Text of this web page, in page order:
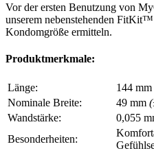
Vor der ersten Benutzung von
unserem nebenstehenden
Kondomgröße ermitteln.
Produktmerkmale:
Länge: 144 mm
Nominale Breite:
49 mm
Wandstärke:
0,055
Besonderheiten: